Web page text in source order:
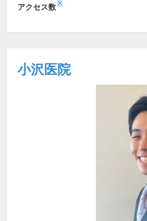
アクセス数※
小沢医院